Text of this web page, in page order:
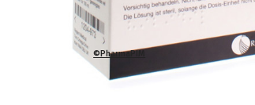
©PharmaPIM